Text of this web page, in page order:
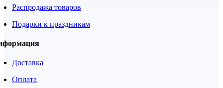
Распродажа товаров
Подарки к праздникам
Доставка
Оплата